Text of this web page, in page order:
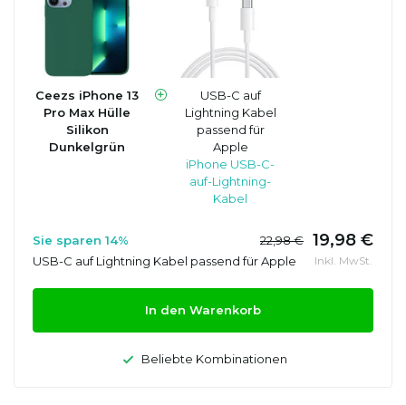
Ceezs iPhone 13
Pro Max Hülle
Silikon
Dunkelgrün
USB-C auf
Lightning Kabel
passend für
Apple
iPhone USB-C-
auf-Lightning-
Kabel
Sie sparen 14% 22,98 € 19,98 €
USB-C auf Lightning Kabel passend für Apple Inkl. MwSt.
In den Warenkorb
Beliebte Kombinationen